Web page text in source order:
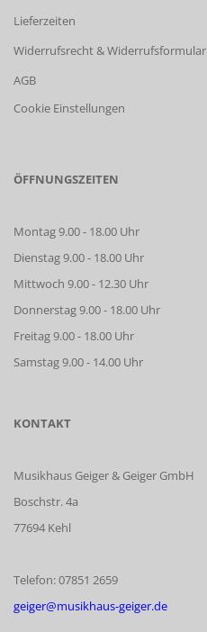
Lieferzeiten
Widerrufsrecht & Widerrufsformular
AGB
Cookie Einstellungen
ÖFFNUNGSZEITEN
Montag 9.00 - 18.00 Uhr
Dienstag 9.00 - 18.00 Uhr
Mittwoch 9.00 - 12.30 Uhr
Donnerstag 9.00 - 18.00 Uhr
Freitag 9.00 - 18.00 Uhr
Samstag 9.00 - 14.00 Uhr
KONTAKT
Musikhaus Geiger & Geiger GmbH
Boschstr. 4a
77694 Kehl
Telefon: 07851 2659
geiger@musikhaus-geiger.de